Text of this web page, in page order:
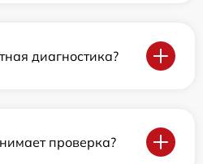
диагностика?
проверка?